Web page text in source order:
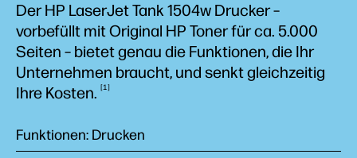
Der HP LaserJet Tank 1504w Drucker –
vorbefüllt mit Original HP Toner für ca. 5.000
Seiten – bietet genau die Funktionen, die Ihr
Unternehmen braucht, und senkt gleichzeitig
Ihre Kosten. 1
Funktionen: Drucken